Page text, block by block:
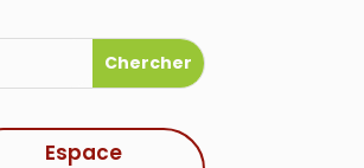
Espace